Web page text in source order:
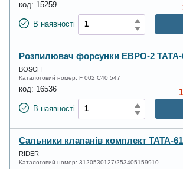
код: 15259
В наявності
Розпилювач форсунки ЕВРО-2 ТАТА-
BOSCH
Каталоговий номер: F 002 C40 547
код: 16536
В наявності
Сальники клапанів комплект ТАТА-
RIDER
Каталоговий номер: 3120530127/253405159910